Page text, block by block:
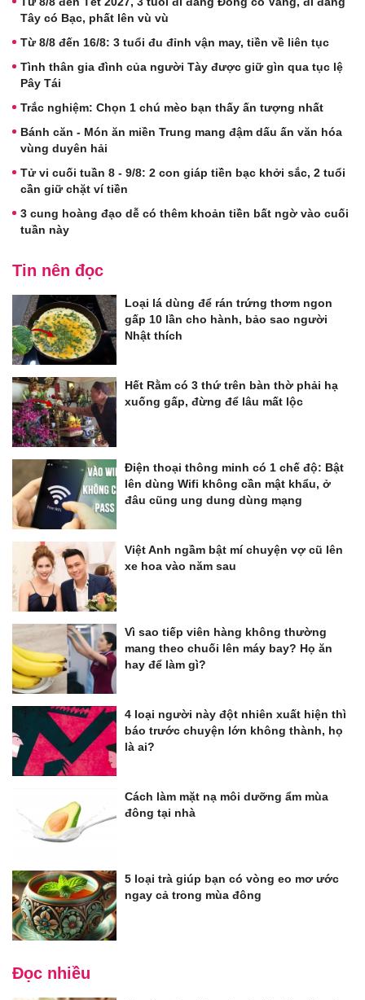
Tây có Bạc, phất lên vù vù
Từ 8/8 đến 16/8: 3 tuổi đu đỉnh vận may, tiền về liên tục
Tình thân gia đình của người Tày được giữ gìn qua tục lệ
Pây Tái
Trắc nghiệm: Chọn 1 chú mèo bạn thấy ấn tượng nhất
Bánh căn - Món ăn miền Trung mang đậm dấu ấn văn hóa
vùng duyên hải
Tử vi cuối tuần 8 - 9/8: 2 con giáp tiền bạc khởi sắc, 2 tuổi
cần giữ chặt ví tiền
3 cung hoàng đạo dễ có thêm khoản tiền bất ngờ vào cuối
tuần này
Tin nên đọc
Loại lá dùng để rán trứng thơm ngon
gấp 10 lần cho hành, bảo sao người
Nhật thích
Hết Rằm có 3 thứ trên bàn thờ phải hạ
xuống gấp, đừng để lâu mất lộc
Điện thoại thông minh có 1 chế độ: Bật
lên dùng Wifi không cần mật khẩu, ở
đâu cũng ung dung dùng mạng
Việt Anh ngầm bật mí chuyện vợ cũ lên
xe hoa vào năm sau
Vì sao tiếp viên hàng không thường
mang theo chuối lên máy bay? Họ ăn
hay để làm gì?
4 loại người này đột nhiên xuất hiện thì
báo trước chuyện lớn không thành, họ
là ai?
Cách làm mặt nạ môi dưỡng ẩm mùa
đông tại nhà
5 loại trà giúp bạn có vòng eo mơ ước
ngay cả trong mùa đông
Đọc nhiều